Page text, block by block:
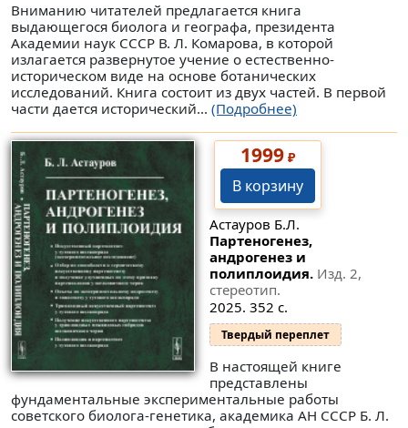
Вниманию читателей предлагается книга
выдающегося биолога и географа, президента
Академии наук СССР В. Л. Комарова, в которой
излагается развернутое учение о естественно-
историческом виде на основе ботанических
исследований. Книга состоит из двух частей. В первой
части дается исторический... (Подробнее)
1999₽
В корзину
Астауров Б.Л.
Партеногенез,
андрогенез и
полиплоидия. Изд. 2,
стереотип.
2025. 352 с.
Твердый переплет
В настоящей книге
представлены
фундаментальные экспериментальные работы
советского биолога-генетика, академика АН СССР Б. Л.